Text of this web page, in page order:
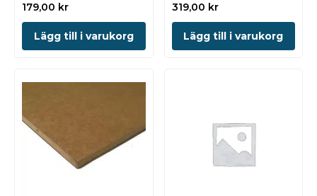
179,00 kr
Lägg till i varukorg
319,00 kr
Lägg till i varukorg